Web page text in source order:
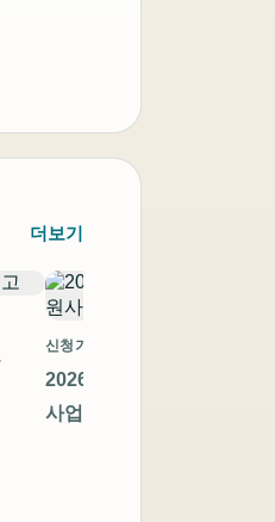
더보기
신청기간 만료
2026년 지역 첨단제조 스
사업 창업기업 모집공고